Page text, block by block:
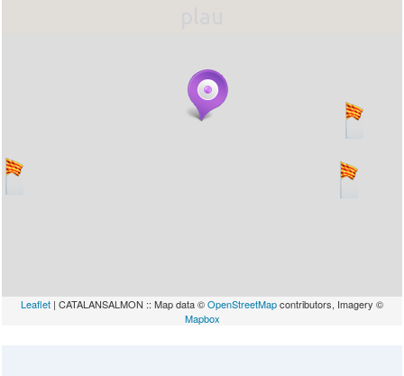
Leaflet | CATALANSALMON :: Map data ©OpenStreetMapcontributors, Imagery ©
Mapbox